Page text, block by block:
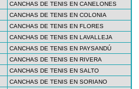
CANCHAS DE TENIS EN CANELONES
CANCHAS DE TENIS EN COLONIA
CANCHAS DE TENIS EN FLORES
CANCHAS DE TENIS EN LAVALLEJA
CANCHAS DE TENIS EN PAYSANDÚ
CANCHAS DE TENIS EN RIVERA
CANCHAS DE TENIS EN SALTO
CANCHAS DE TENIS EN SORIANO